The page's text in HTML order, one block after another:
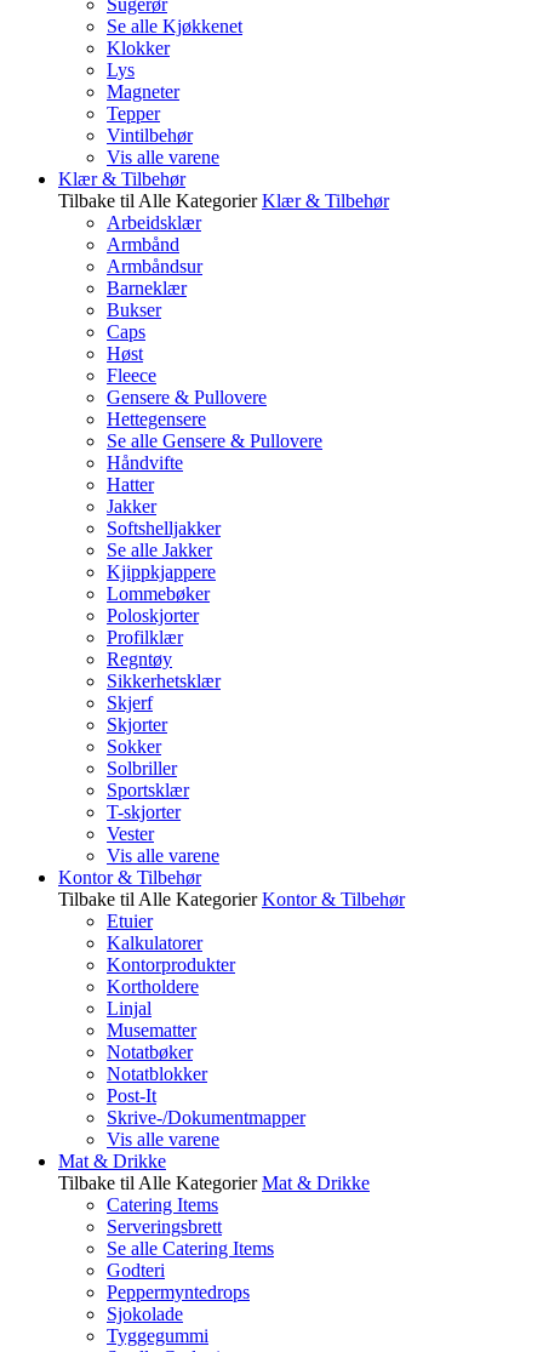
Sugerør
Se alle Kjøkkenet
Klokker
Lys
Magneter
Tepper
Vintilbehør
Vis alle varene
Klær & Tilbehør
Tilbake til Alle Kategorier Klær & Tilbehør
Arbeidsklær
Armbånd
Armbåndsur
Barneklær
Bukser
Caps
Høst
Fleece
Gensere & Pullovere
Hettegensere
Se alle Gensere & Pullovere
Håndvifte
Hatter
Jakker
Softshelljakker
Se alle Jakker
Kjippkjappere
Lommebøker
Poloskjorter
Profilklær
Regntøy
Sikkerhetsklær
Skjerf
Skjorter
Sokker
Solbriller
Sportsklær
T-skjorter
Vester
Vis alle varene
Kontor & Tilbehør
Tilbake til Alle Kategorier Kontor & Tilbehør
Etuier
Kalkulatorer
Kontorprodukter
Kortholdere
Linjal
Musematter
Notatbøker
Notatblokker
Post-It
Skrive-/Dokumentmapper
Vis alle varene
Mat & Drikke
Tilbake til Alle Kategorier Mat & Drikke
Catering Items
Serveringsbrett
Se alle Catering Items
Godteri
Peppermyntedrops
Sjokolade
Tyggegummi